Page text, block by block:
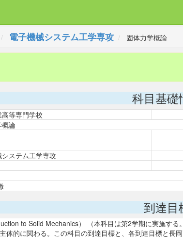
電子機械システム工学専攻 固体力学概論
科目基礎
等専門学校
概論
システム工学専攻
到達目
to Solid Mechanics） （本科目は第2学期に実施す
体的に関わる。この科目の到達目標と、各到達目標と